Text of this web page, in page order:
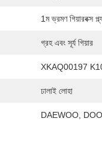
1ম ভ্রমণ গিয়ারবক্স
গ্রহ এবং সূর্য গিয়ার
XKAQ00197
ঢালাই লোহা
DAEWOO,